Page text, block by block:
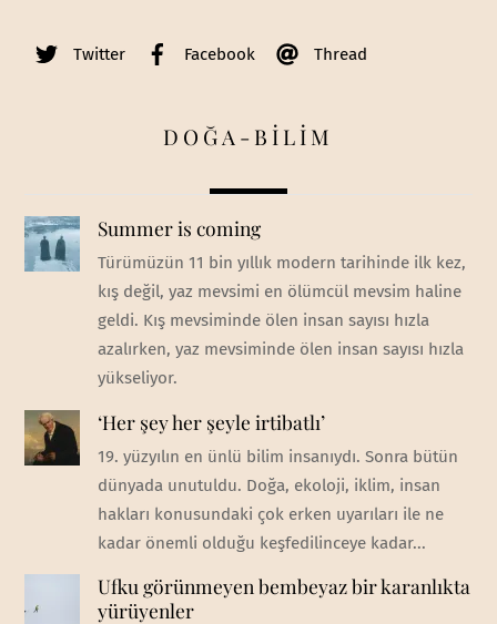
Twitter Facebook Thread
DOĞA-BİLİM
Summer is coming
Türümüzün 11 bin yıllık modern tarihinde ilk kez,
kış değil, yaz mevsimi en ölümcül mevsim haline
geldi. Kış mevsiminde ölen insan sayısı hızla
azalırken, yaz mevsiminde ölen insan sayısı hızla
yükseliyor.
‘Her şey her şeyle irtibatlı’
19. yüzyılın en ünlü bilim insanıydı. Sonra bütün
dünyada unutuldu. Doğa, ekoloji, iklim, insan
hakları konusundaki çok erken uyarıları ile ne
kadar önemli olduğu keşfedilinceye kadar...
Ufku görünmeyen bembeyaz bir karanlıkta
yürüyenler